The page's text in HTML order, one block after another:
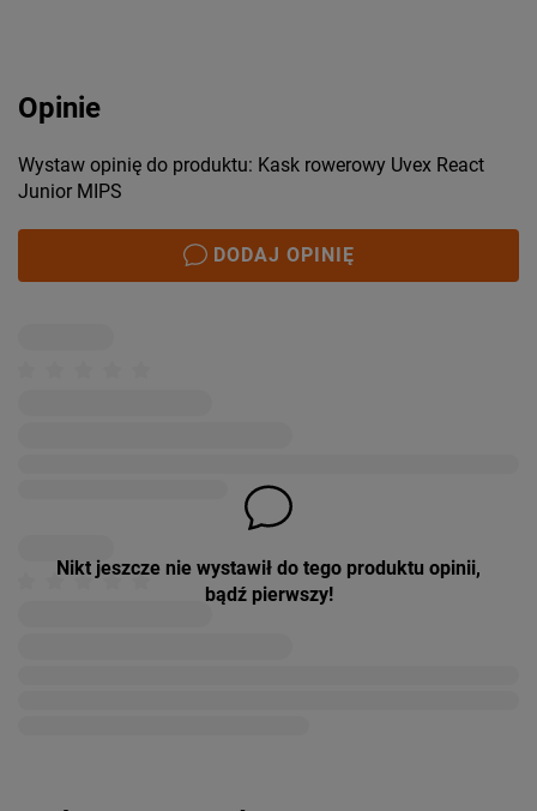
Opinie
Wystaw opinię do produktu: Kask rowerowy Uvex React
Junior MIPS
DODAJ OPINIĘ
Nikt jeszcze nie wystawił do tego produktu opinii,
bądź pierwszy!